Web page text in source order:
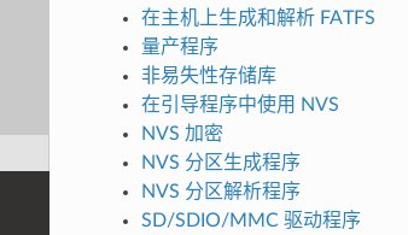
在主机上生成和解析 FATFS
量产程序
非易失性存储库
在引导程序中使用 NVS
NVS 加密
NVS 分区生成程序
NVS 分区解析程序
SD/SDIO/MMC 驱动程序